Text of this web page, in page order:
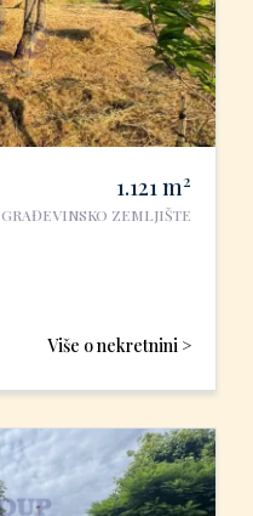
1.121m2
GRAĐEVINSKO ZEMLJIŠTE
Više o nekretnini >